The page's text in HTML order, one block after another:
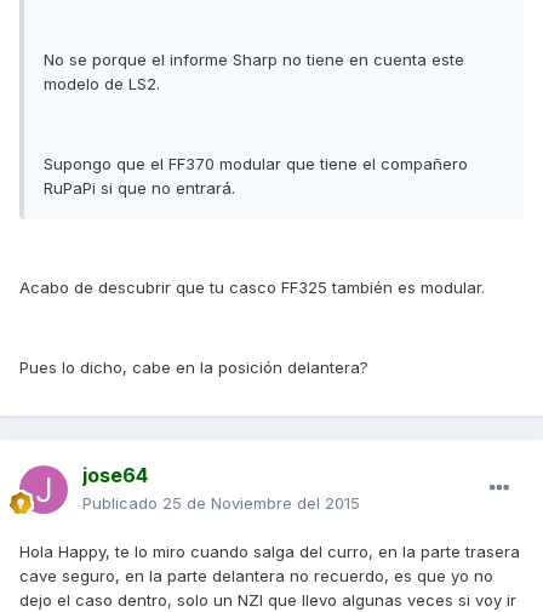
No se porque el informe Sharp no tiene en cuenta este
modelo de LS2.
Supongo que el FF370 modular que tiene el compañero
RuPaPi si que no entrará.
Acabo de descubrir que tu casco FF325 también es modular.
Pues lo dicho, cabe en la posición delantera?
jose64
Publicado 25 de Noviembre del 2015
Hola Happy, te lo miro cuando salga del curro, en la parte trasera
cave seguro, en la parte delantera no recuerdo, es que yo no
dejo el caso dentro, solo un NZI que llevo algunas veces si voy ir